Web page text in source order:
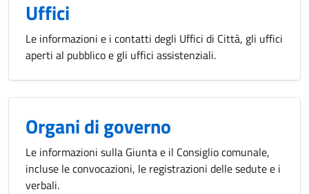
Uffici
Le informazioni e i contatti degli Uffici di Città, gli uffici
aperti al pubblico e gli uffici assistenziali.
Organi di governo
Le informazioni sulla Giunta e il Consiglio comunale,
incluse le convocazioni, le registrazioni delle sedute e i
verbali.